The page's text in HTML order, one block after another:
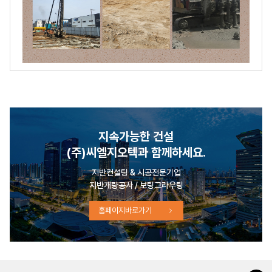
지속가능한 건설
(주)씨엘지오텍과 함께하세요.
지반컨설팅 & 시공전문기업
지반개량공사 / 보링그라우팅
홈페이지바로가기